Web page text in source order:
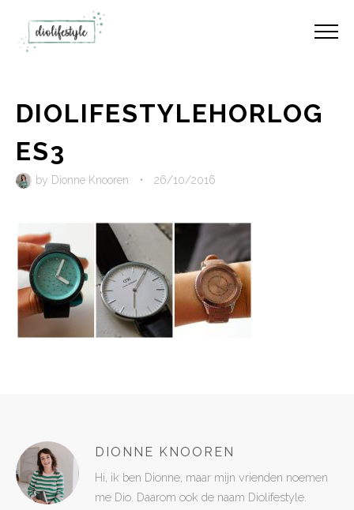
DIOLIFESTYLEHORLOG
ES3
by Dionne Knooren • 26/10/2016
DIONNE KNOOREN
Hi, ik ben Dionne, maar mijn vrienden noemen
me Dio. Daarom ook de naam Diolifestyle.